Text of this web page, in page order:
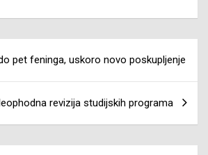
pet feninga, uskoro novo poskupljenje
revizija studijskih programa